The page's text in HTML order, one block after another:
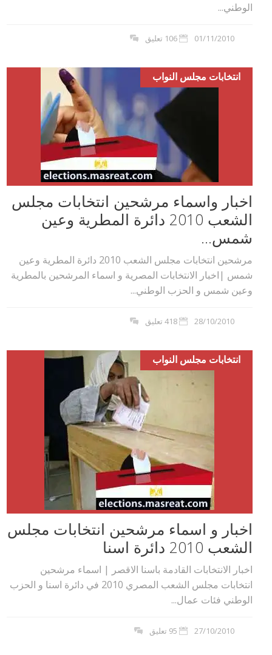
الوطني...
01/11/2010 106 تعليق
انتخابات مجلس النواب
اخبار واسماء مرشحين انتخابات مجلس
الشعب 2010 دائرة المطرية وعين
شمس...
مرشحين انتخابات مجلس الشعب 2010 دائرة المطرية وعين
شمس |اخبار الانتخابات المصرية و اسماء المرشحين بالمطرية
وعين شمس و الحزب الوطني...
28/10/2010 418 تعليق
انتخابات مجلس النواب
اخبار و اسماء مرشحين انتخابات مجلس
الشعب 2010 دائرة اسنا
اخبار الانتخابات القادمة باسنا الاقصر | اسماء مرشحين
انتخابات مجلس الشعب المصري 2010 في دائرة اسنا و الحزب
الوطني فئات عمال...
27/10/2010 95 تعليق